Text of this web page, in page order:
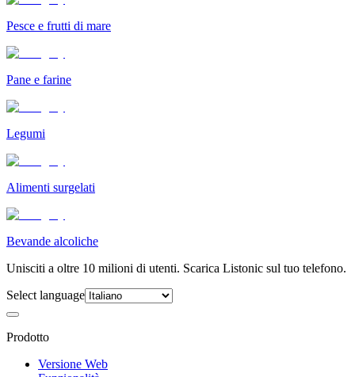
Pesce e frutti di mare
Pane e farine
Legumi
Alimenti surgelati
Bevande alcoliche
Unisciti a oltre 10 milioni di utenti. Scarica Listonic sul tuo telefono.
Select language
Prodotto
Versione Web